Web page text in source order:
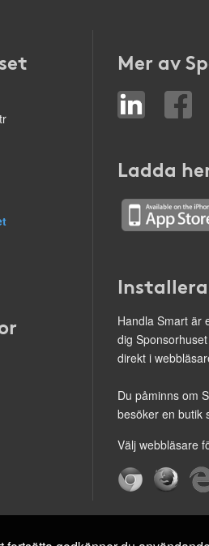
Mer av
Ladda
Handla Smart är
dig
direkt i
Du påminns om
besöker en butik
Välj webbläsare